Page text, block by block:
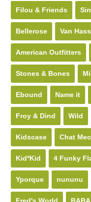
Filou & Friends
Bellerose Van
American Outfitters
Stones & Bones
Ebound Name it
Froy & Dind Wild
Kidscase Chat
Kid*Kid 4 Funky
Yporque nununu